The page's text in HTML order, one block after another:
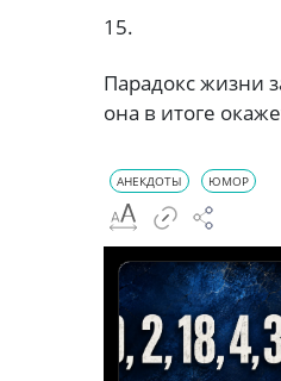
15.
Парадокс жизни
она в итоге
АНЕКДОТЫ ЮМОР